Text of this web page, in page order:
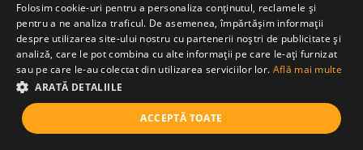
Eforie Sud
Tuzla
Nibiru
Costinești
23 August
Olimp
Jupiter Venus Saturn Mangalia
2 Mai
Vama Veche
Mamaia Mamaia Sat Năvodari
Folosim cookie-uri pentru a personaliza conținutul, reclamele și
pentru a ne analiza traficul. De asemenea, împărtășim informații
despre utilizarea site-ului nostru cu partenerii noștri de publicitate și
analiză, care le pot combina cu alte informații pe care le-ați furnizat
sau pe care le-au colectat din utilizarea serviciilor lor. Află mai multe
ARATĂ DETALIILE
ACCEPTĂ TOATE